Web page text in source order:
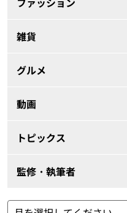
雑貨
グルメ
動画
トピックス
監修・執筆者